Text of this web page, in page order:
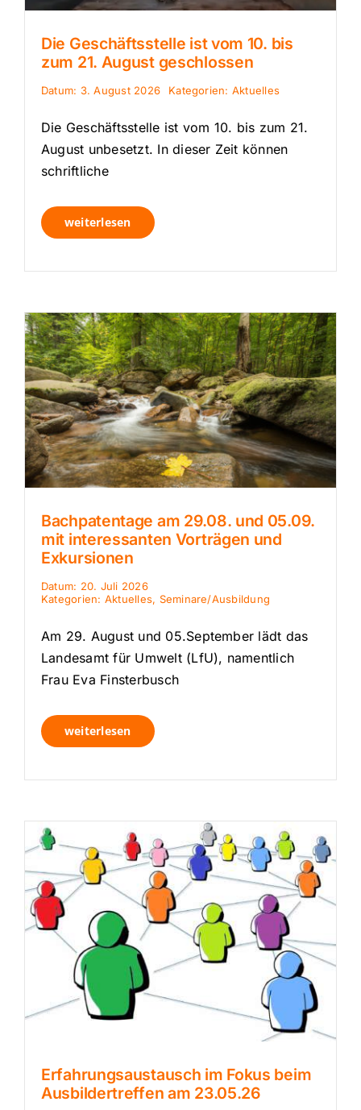
Die Geschäftsstelle ist vom 10. bis
zum 21. August geschlossen
Datum: 3. August 2026 Kategorien: Aktuelles
Die Geschäftsstelle ist vom 10. bis zum 21.
August unbesetzt. In dieser Zeit können
schriftliche
weiterlesen
Bachpatentage am 29.08. und 05.09.
mit interessanten Vorträgen und
Exkursionen
Datum: 20. Juli 2026
Kategorien: Aktuelles, Seminare/Ausbildung
Am 29. August und 05.September lädt das
Landesamt für Umwelt (LfU), namentlich
Frau Eva Finsterbusch
weiterlesen
Erfahrungsaustausch im Fokus beim
Ausbildertreffen am 23.05.26